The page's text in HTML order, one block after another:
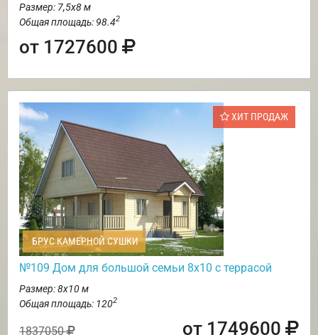
Размер: 7,5х8 м
Общая площадь: 98.42
от 1727600
ХИТ ПРОДАЖ
БРУС КАМЕРНОЙ СУШКИ
№109 Дом для большой семьи 8х10 с террасой
Размер: 8х10 м
Общая площадь: 1202
1837050 от 1749600